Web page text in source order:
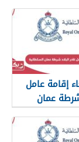
إقامة عامل
شرطة عمان